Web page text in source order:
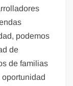
podemos
de
de familias